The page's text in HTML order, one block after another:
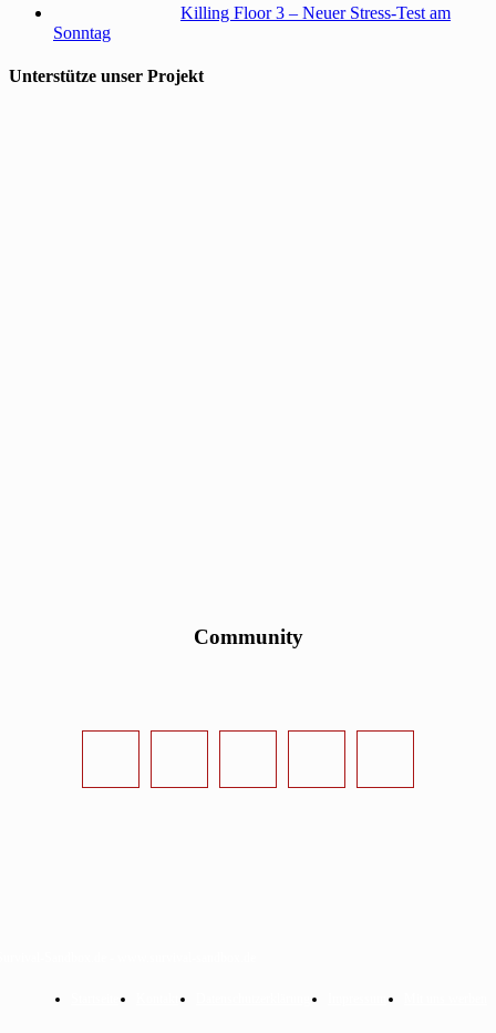
Killing Floor 3 – Neuer Stress-Test am
Sonntag
Unterstütze unser Projekt
Community